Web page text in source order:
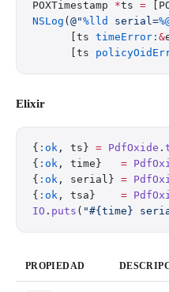
POXTimestamp *ts =
NSLog ( @"%lld serial=
      [ts
timeError: &
      [ts
Elixir
{ :ok , ts} = PdfOxide .
{ :ok , time} =
{ :ok , serial} =
{ :ok , tsa} =
IO . puts ( "#{time}
PROPIEDAD